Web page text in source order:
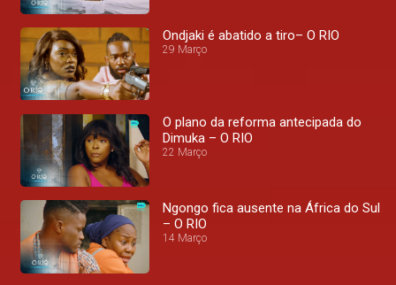
Ondjaki é abatido a tiro– O RIO
29 Março
O plano da reforma antecipada do
Dimuka – O RIO
22 Março
Ngongo fica ausente na África do Sul
– O RIO
14 Março